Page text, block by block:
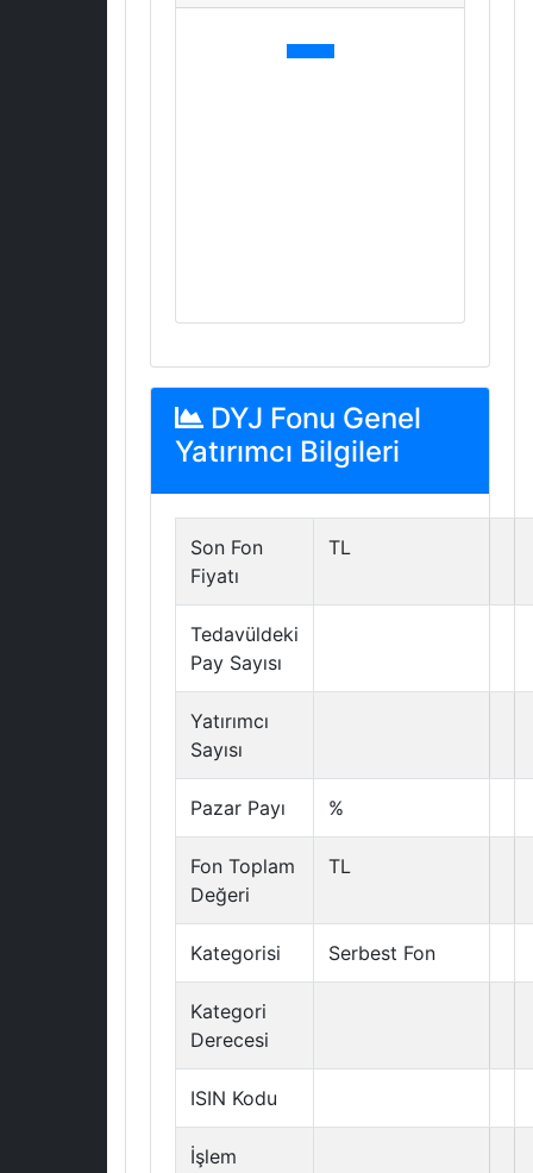
DYJ Fonu Genel
Yatırımcı Bilgileri
Son Fon
Fiyatı
TL
Tedavüldeki
Pay Sayısı
Yatırımcı
Sayısı
Pazar Payı %
Fon Toplam
Değeri
TL
Kategorisi Serbest Fon
Kategori
Derecesi
ISIN Kodu
İşlem